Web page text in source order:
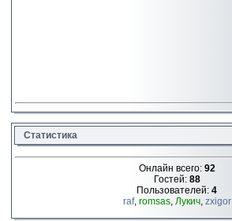
Статистика
Онлайн всего: 92
Гостей: 88
Пользователей: 4
raf, romsas, Лукич, zxigor